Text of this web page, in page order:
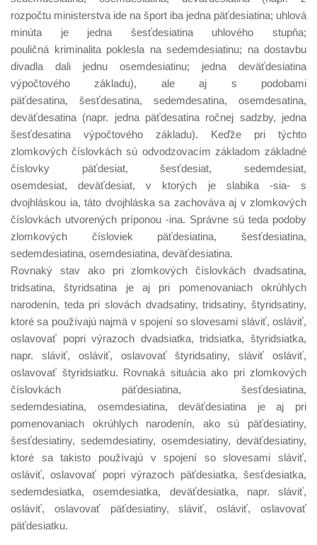
rozpočtu ministerstva ide na šport iba jedna päťdesiatina; uhlová
minúta je jedna šesťdesiatina uhlového stupňa;
pouličná kriminalita poklesla na sedemdesiatinu; na dostavbu
divadla dali jednu osemdesiatinu; jedna deväťdesiatina
výpočtového základu), ale aj s podobami
päťdesatina, šesťdesatina, sedemdesatina, osemdesatina,
deväťdesatina (napr. jedna päťdesatina ročnej sadzby, jedna
šesťdesatina výpočtového základu). Keďže pri týchto
zlomkových číslovkách sú odvodzovacím základom základné
číslovky päťdesiat, šesťdesiat, sedemdesiat,
osemdesiat, deväťdesiat, v ktorých je slabika -sia- s
dvojhláskou ia, táto dvojhláska sa zachováva aj v zlomkových
číslovkách utvorených príponou -ina. Správne sú teda podoby
zlomkových čísloviek päťdesiatina, šesťdesiatina,
sedemdesiatina, osemdesiatina, deväťdesiatina.
Rovnaký stav ako pri zlomkových číslovkách dvadsatina,
tridsatina, štyridsatina je aj pri pomenovaniach okrúhlych
narodenín, teda pri slovách dvadsatiny, tridsatiny, štyridsatiny,
ktoré sa používajú najmä v spojení so slovesami sláviť, osláviť,
oslavovať popri výrazoch dvadsiatka, tridsiatka, štyridsiatka,
napr. sláviť, osláviť, oslavovať štyridsatiny, sláviť osláviť,
oslavovať štyridsiatku. Rovnaká situácia ako pri zlomkových
číslovkách päťdesiatina, šesťdesiatina,
sedemdesiatina, osemdesiatina, deväťdesiatina je aj pri
pomenovaniach okrúhlych narodenín, ako sú päťdesiatiny,
šesťdesiatiny, sedemdesiatiny, osemdesiatiny, deväťdesiatiny,
ktoré sa takisto používajú v spojení so slovesami sláviť,
osláviť, oslavovať popri výrazoch päťdesiatka, šesťdesiatka,
sedemdesiatka, osemdesiatka, deväťdesiatka, napr. sláviť,
osláviť, oslavovať päťdesiatiny, sláviť, osláviť, oslavovať
päťdesiatku.